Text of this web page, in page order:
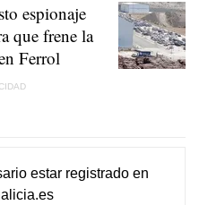
espionaje
que frene la
Ferrol
estar registradoen